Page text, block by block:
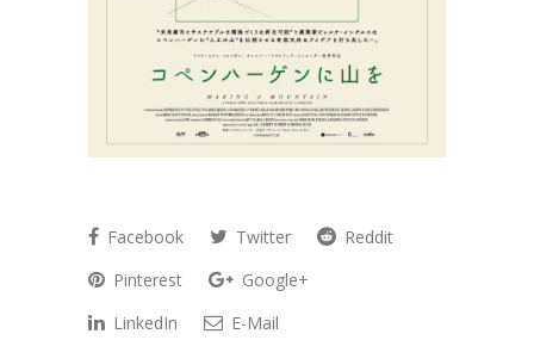
Facebook Twitter
Reddit
Pinterest
Google+
LinkedIn
E-Mail